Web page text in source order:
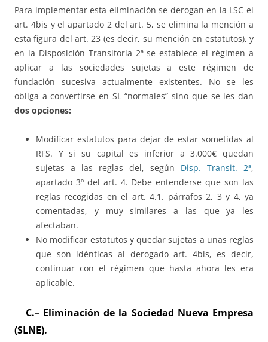
Para implementar esta eliminación se derogan en la LSC el
art. 4bis y el apartado 2 del art. 5, se elimina la mención a
esta figura del art. 23 (es decir, su mención en estatutos), y
en la Disposición Transitoria 2ª se establece el régimen a
aplicar a las sociedades sujetas a este régimen de
fundación sucesiva actualmente existentes. No se les
obliga a convertirse en SL “normales” sino que se les dan
dos opciones:
Modificar estatutos para dejar de estar sometidas al
RFS. Y si su capital es inferior a 3.000€ quedan
sujetas a las reglas del, según Disp. Transit. 2ª,
apartado 3º del art. 4. Debe entenderse que son las
reglas recogidas en el art. 4.1. párrafos 2, 3 y 4, ya
comentadas, y muy similares a las que ya les
afectaban.
No modificar estatutos y quedar sujetas a unas reglas
que son idénticas al derogado art. 4bis, es decir,
continuar con el régimen que hasta ahora les era
aplicable.
C.–Eliminación de la Sociedad Nueva Empresa
(SLNE).